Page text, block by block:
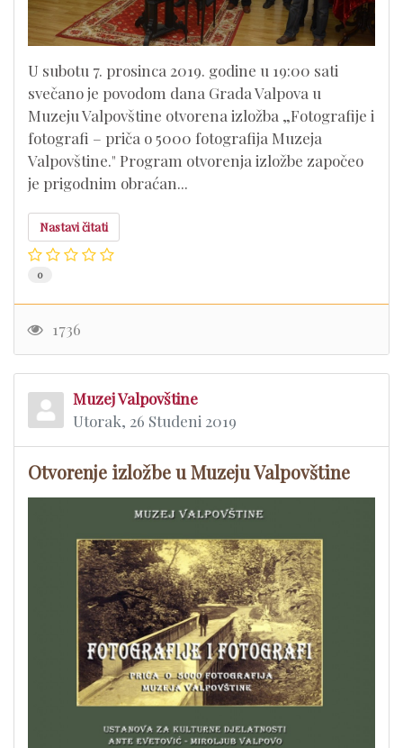
U subotu 7. prosinca 2019. godine u 19:00 sati
svečano je povodom dana Grada Valpova u
Muzeju Valpovštine otvorena izložba „Fotografije i
fotografi – priča o 5000 fotografija Muzeja
Valpovštine." Program otvorenja izložbe započeo
je prigodnim obraćan...
Nastavi čitati
0
1736
Muzej Valpovštine
Utorak, 26 Studeni 2019
Otvorenje izložbe u Muzeju Valpovštine